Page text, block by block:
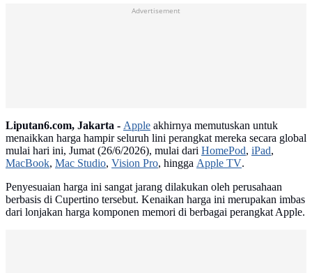
Liputan6.com, Jakarta - Apple akhirnya memutuskan untuk
menaikkan harga hampir seluruh lini perangkat mereka secara global
mulai hari ini, Jumat (26/6/2026), mulai dari HomePod, iPad,
MacBook, Mac Studio, Vision Pro, hingga Apple TV.
Penyesuaian harga ini sangat jarang dilakukan oleh perusahaan
berbasis di Cupertino tersebut. Kenaikan harga ini merupakan imbas
dari lonjakan harga komponen memori di berbagai perangkat Apple.